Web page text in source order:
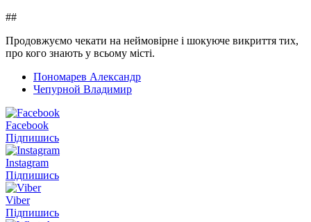
##
Продовжуємо чекати на неймовірне і шокуюче викриття тих,
про кого знають у всьому місті.
Пономарев Александр
Чепурной Владимир
Facebook
Підпишись
Instagram
Підпишись
Viber
Підпишись